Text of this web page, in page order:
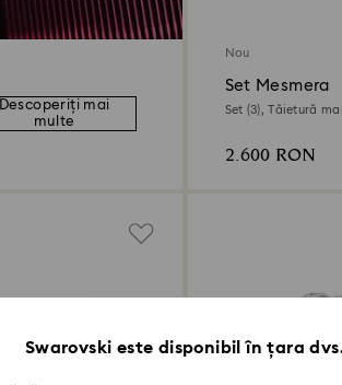
Descoperiți mai
multe
Nou
Set Mesmera
Set (3), Tăietură
2.600 RON
Swarovski este disponibil în țara